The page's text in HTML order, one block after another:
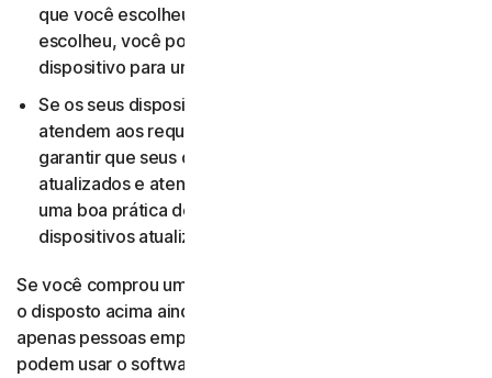
que você escolheu ao fazer sua compra. Se você não
escolheu, você pode usar sua licença em apenas um
dispositivo para um usuário.
Se os seus dispositivos e sistemas operacionais
atendem aos requisitos de sistema. Cabe a você
garantir que seus dispositivos se mantenham
atualizados e atendam a esses requisitos. (Também é
uma boa prática de segurança manter seus
dispositivos atualizados.)
Se você comprou um produto para pequenas empresas,
o disposto acima ainda se aplica. A única diferença é que
apenas pessoas empregadas pela pequena empresa
podem usar o software e os serviços, e apenas para